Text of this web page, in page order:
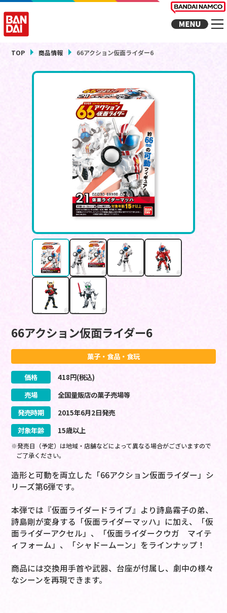
TOP 商品情報 66アクション仮面ライダー6
66アクション仮面ライダー6
菓子・食品・食玩
価格 418円(税込)
売場
全国量販店の菓子売場等
発売時期
2015年6月2日発売
対象年齢
15歳以上
※発売日（予定）は地域・店舗などによって異なる場合がございますので
ご了承ください。
造形と可動を両立した「66アクション仮面ライダー」シ
リーズ第6弾です。
本弾では『仮面ライダードライブ』より詩島霧子の弟、
詩島剛が変身する「仮面ライダーマッハ」に加え、「仮
面ライダーアクセル」、「仮面ライダークウガ マイテ
ィフォーム」、「シャドームーン」をラインナップ！
商品には交換用手首や武器、台座が付属し、劇中の様々
なシーンを再現できます。